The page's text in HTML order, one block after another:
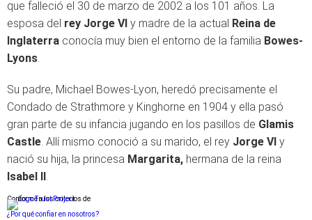
que falleció el 30 de marzo de 2002 a los 101 años. La
esposa del rey Jorge VI y madre de la actual Reina de
Inglaterra conocía muy bien el entorno de la familia Bowes-
Lyons.
Su padre, Michael Bowes-Lyon, heredó precisamente el
Condado de Strathmore y Kinghorne en 1904 y ella pasó
gran parte de su infancia jugando en los pasillos de Glamis
Castle. Allí mismo conoció a su marido, el rey Jorge VI y
nació su hija, la princesa Margarita, hermana de la reina
Isabel II.
Conforme a los criterios de
¿Por qué confiar en nosotros?